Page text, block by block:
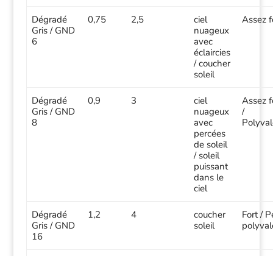
Dégradé
Gris / GND
6
0,75 2,5
ciel
nuageux
avec
éclaircies
/ coucher
soleil
Assez
Dégradé
Gris / GND
8
0,9 3
ciel
nuageux
avec
percées
de soleil
/ soleil
puissant
dans le
ciel
Assez
/
Dégradé
Gris / GND
16
1,2 4
coucher
soleil
Fort /